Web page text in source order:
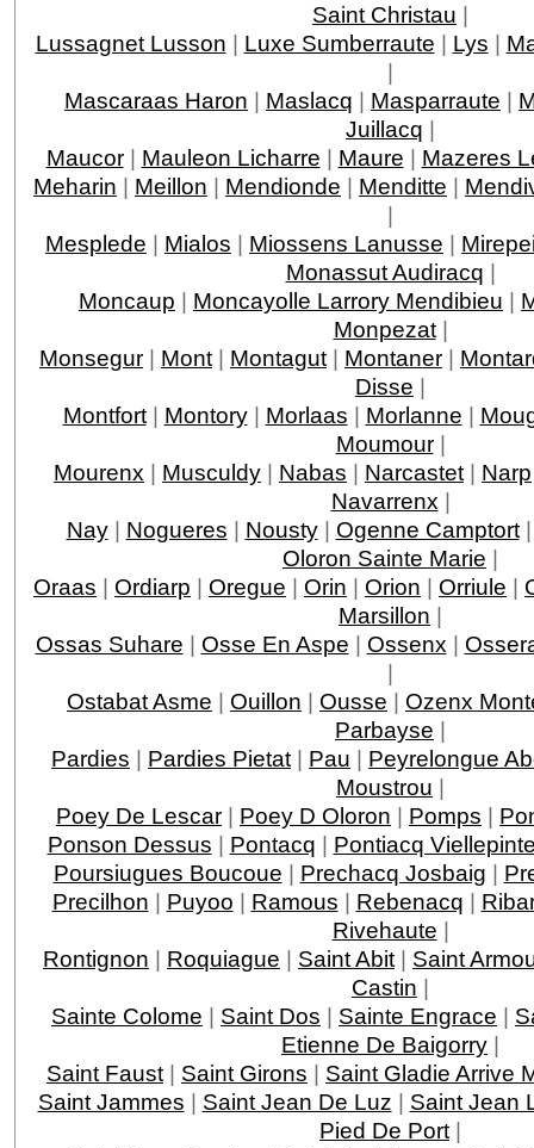
Saint Christau |
Lussagnet Lusson | Luxe Sumberraute | Lys |
|
Mascaraas Haron | Maslacq | Masparraute |
Juillacq |
Maucor| Mauleon Licharre | Maure | Mazeres
Meharin | Meillon | Mendionde | Menditte |
|
Mesplede | Mialos | Miossens Lanusse |
Monassut Audiracq |
Moncaup | Moncayolle Larrory Mendibieu |
Monpezat|
Monsegur | Mont | Montagut | Montaner |
Disse |
Montfort| Montory| Morlaas | Morlanne |
Moumour|
Mourenx | Musculdy | Nabas | Narcastet | Narp
Navarrenx |
Nay| Nogueres | Nousty| Ogenne Camptort
Oloron Sainte Marie |
Oraas | Ordiarp | Oregue | Orin | Orion | Orriule |
Marsillon |
Ossas Suhare | Osse En Aspe | Ossenx |
|
Ostabat Asme | Ouillon | Ousse | Ozenx
Parbayse |
Pardies | Pardies Pietat | Pau | Peyrelongue
Moustrou |
Poey De Lescar | Poey D Oloron | Pomps |
Ponson Dessus | Pontacq | Pontiacq
Poursiugues Boucoue | Prechacq Josbaig |
Precilhon | Puyoo | Ramous | Rebenacq |
Rivehaute |
Rontignon | Roquiague | Saint Abit | Saint
Castin |
Sainte Colome | Saint Dos | Sainte Engrace |
Etienne De Baigorry |
Saint Faust | Saint Girons | Saint Gladie Arrive
Saint Jammes | Saint Jean De Luz | Saint Jean
Pied De Port |